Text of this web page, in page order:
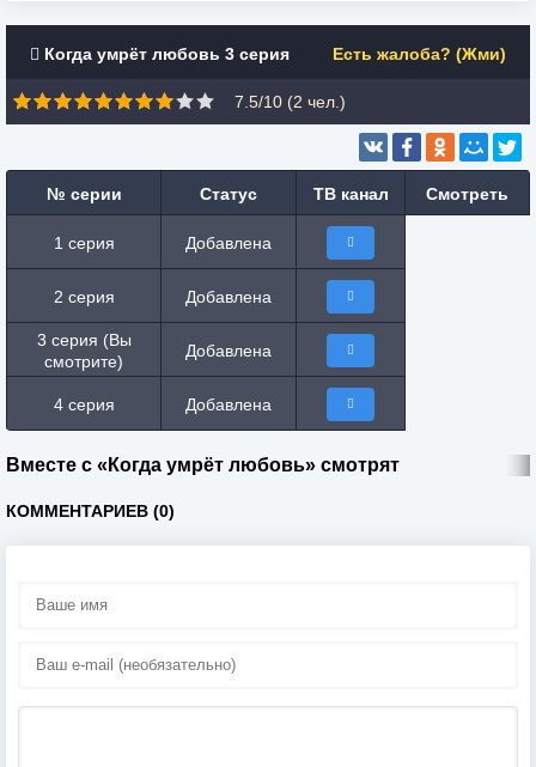
Когда умрёт любовь 3 серия Есть жалоба? (Жми)
7.5/10 (2 чел.)
№ серии Статус ТВ канал Смотреть
1 серия Добавлена
2 серия Добавлена
3 серия (Вы
смотрите)
Добавлена
4 серия Добавлена
Вместе с «Когда умрёт любовь» смотрят
КОММЕНТАРИЕВ (0)